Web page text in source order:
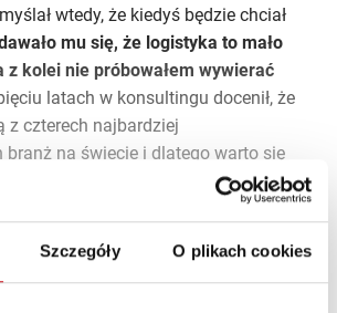
Szczegóły O plikach cookies
wtedy, że kiedyś będzie chciał
mu się, że logistyka to mało
z kolei nie próbowałem wywierać
latach w konsultingu docenił, że
z czterech najbardziej
branż na świecie i dlatego warto się
co robię. Z kolei młodszy syn kończy
o profilu bankowość i finanse. Przed